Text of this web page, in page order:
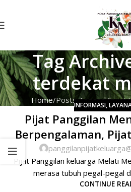
Tag
terdekat
Home Posts Tagged "pijat
INFORMASI,
Pijat Panggilan
Berpengalaman,
Pijat Panggilan keluarga Melati
merasa tubuh pegal-pegal
CONTINUE